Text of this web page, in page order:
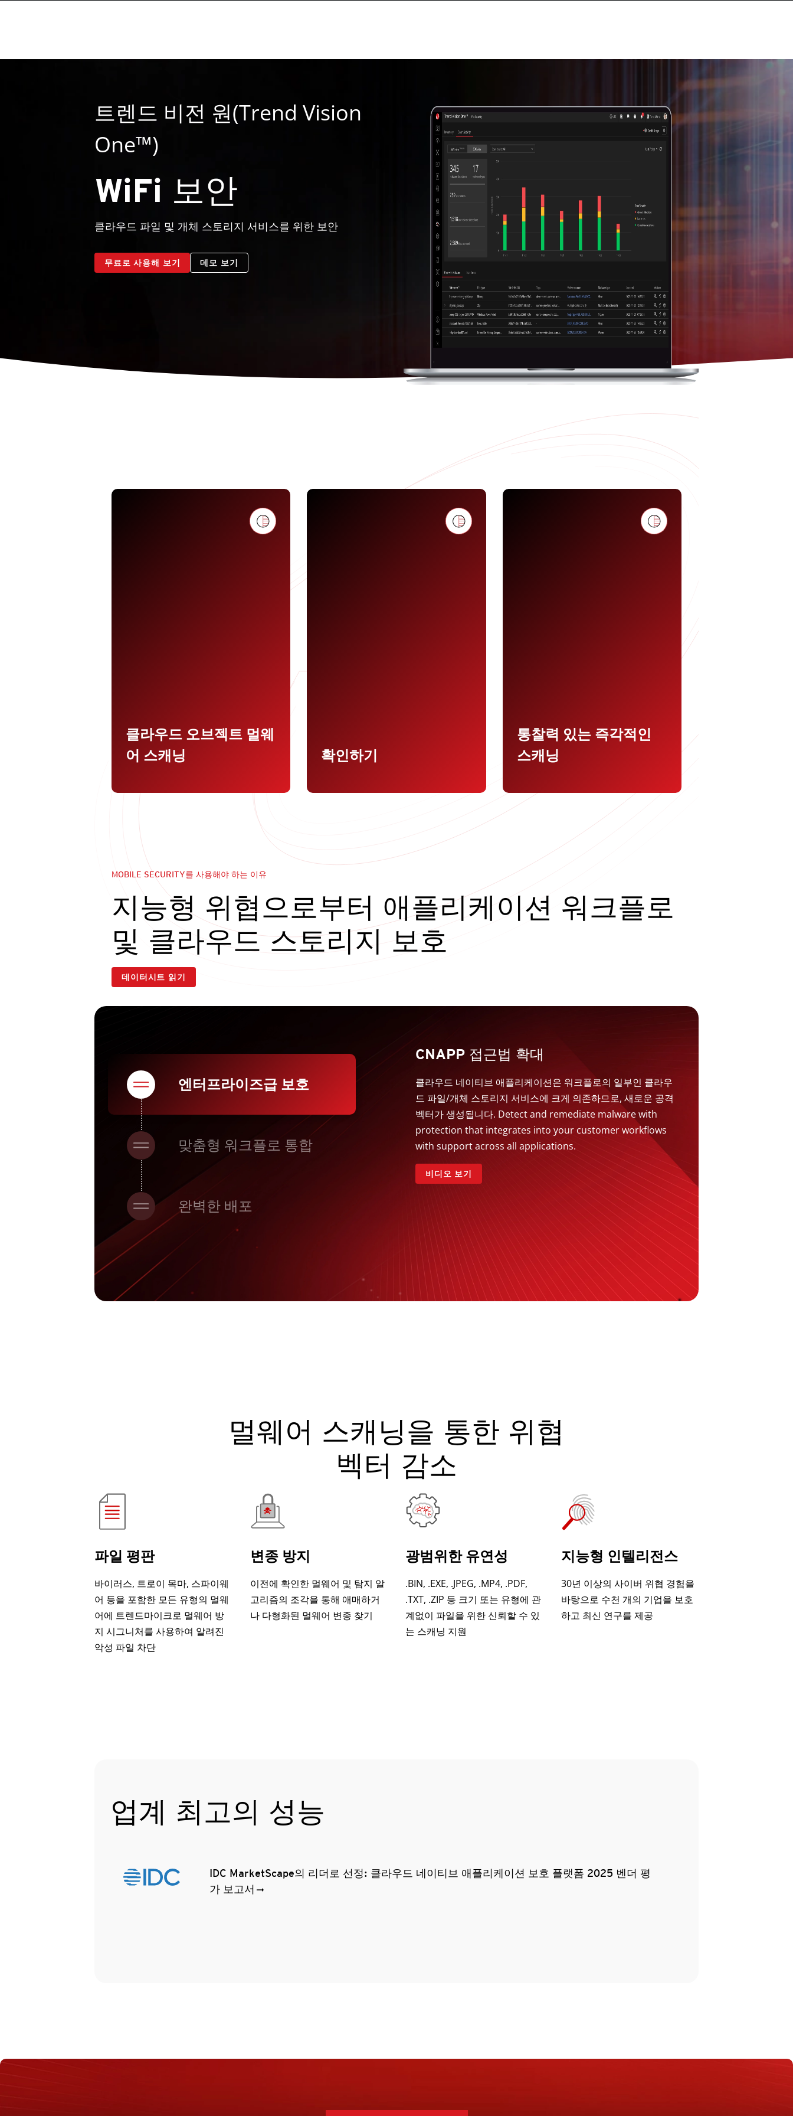
트렌드 비전 원(Trend Vision
One™)
WiFi 보안
클라우드 파일 및 개체 스토리지 서비스를 위한 보안
무료로 사용해 보기 데모 보기
클라우드 오브젝트 멀웨
어 스캐닝
확인하기
통찰력 있는 즉각적인
스캐닝
MOBILE SECURITY를 사용해야 하는 이유
지능형 위협으로부터 애플리케이션 워크플로
및 클라우드 스토리지 보호
데이터시트 읽기
엔터프라이즈급 보호
CNAPP 접근법 확대
클라우드 네이티브 애플리케이션은 워크플로의 일부인 클라우
드 파일/개체 스토리지 서비스에 크게 의존하므로, 새로운 공격
벡터가 생성됩니다. Detect and remediate malware with
protection that integrates into your customer workflows
with support across all applications.
비디오 보기
맞춤형 워크플로 통합
완벽한 배포
멀웨어 스캐닝을 통한 위협
벡터 감소
파일 평판
바이러스, 트로이 목마, 스파이웨
어 등을 포함한 모든 유형의 멀웨
어에 트렌드마이크로 멀웨어 방
지 시그니처를 사용하여 알려진
악성 파일 차단
변종 방지
이전에 확인한 멀웨어 및 탐지 알
고리즘의 조각을 통해 애매하거
나 다형화된 멀웨어 변종 찾기
광범위한 유연성
.BIN, .EXE, .JPEG, .MP4, .PDF,
.TXT, .ZIP 등 크기 또는 유형에 관
계없이 파일을 위한 신뢰할 수 있
는 스캐닝 지원
지능형 인텔리전스
30년 이상의 사이버 위협 경험을
바탕으로 수천 개의 기업을 보호
하고 최신 연구를 제공
업계 최고의 성능
IDC MarketScape의 리더로 선정: 클라우드 네이티브 애플리케이션 보호 플랫폼 2025 벤더 평
가 보고서